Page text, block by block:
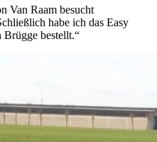
Van Raam besucht
habe ich das Easy
Brügge bestellt.“